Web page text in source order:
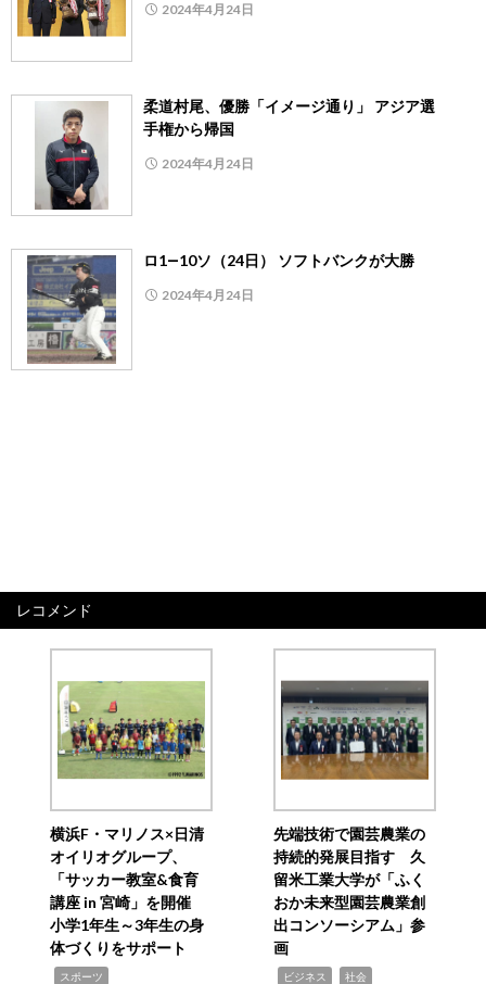
2024年4月24日
柔道村尾、優勝「イメージ通り」 アジア選
手権から帰国
2024年4月24日
ロ1―10ソ（24日） ソフトバンクが大勝
2024年4月24日
レコメンド
横浜F・マリノス×日清
オイリオグループ、
「サッカー教室&食育
講座 in 宮崎」を開催
小学1年生～3年生の身
体づくりをサポート
スポーツ
先端技術で園芸農業の
持続的発展目指す 久
留米工業大学が「ふく
おか未来型園芸農業創
出コンソーシアム」参
画
ビジネス 社会